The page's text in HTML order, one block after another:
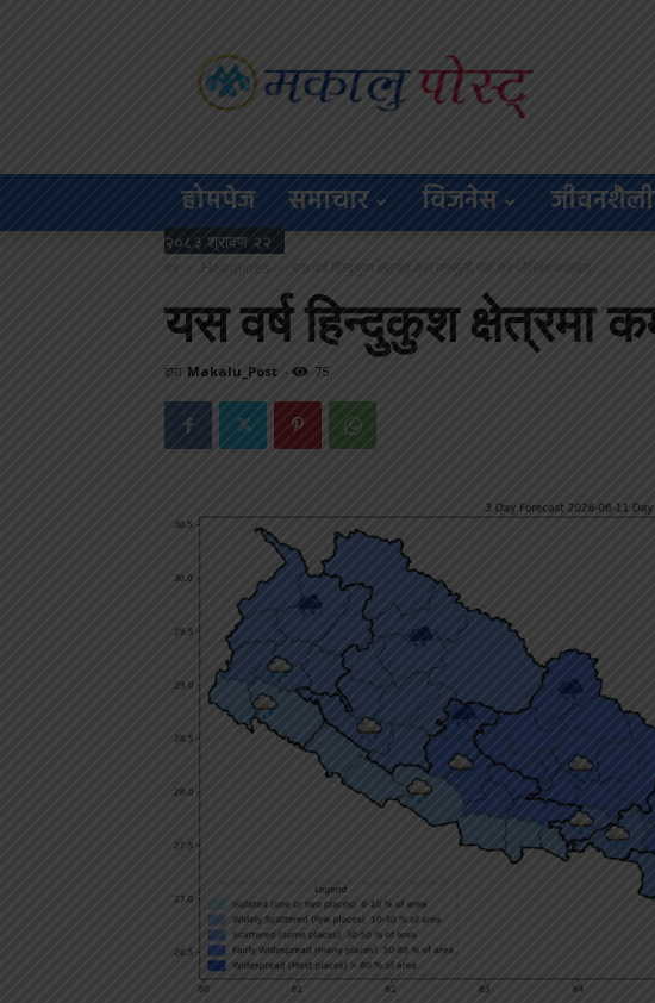
Post
२०८३ श्रावण २२
होमपेज समाचार विजनेस जीवनशैली
Headlines यस वर्ष हिन्दुकुश क्षेत्रमा कम मनसुनी वर्षा तर जोखिम यथावत् :...
यस वर्ष हिन्दुकुश क्षेत्रमा
द्वारा Makalu_Post - 75